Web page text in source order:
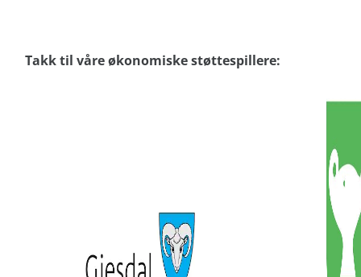
Takk til våre økonomiske støttespillere: